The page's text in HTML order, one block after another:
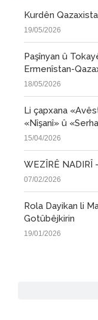
Kurdên
19/05/2026
Paşînyan û
Ermenîstan-
18/05/2026
Li çapxana
«Nîşanî» û
15/04/2026
WEZÎRÊ NADIRÎ
07/02/2026
Rola Dayikan li
Gotûbêjkirin
19/01/2026